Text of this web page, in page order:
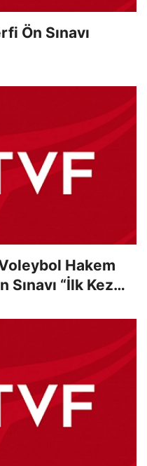
Ön Sınavı
Hakem
“İlk Kez”